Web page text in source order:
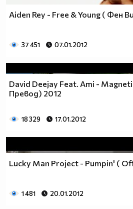
Aiden Rey - Free & Young ( Фен
37 451 07.01.2012
David Deejay Feat. Ami -
Превод) 2012
18 329 17.01.2012
Lucky Man Project - Pumpin' (
1 481 20.01.2012